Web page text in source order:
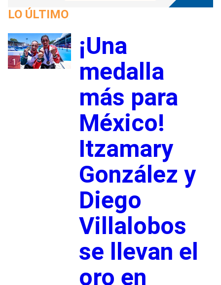
LO ÚLTIMO
1
¡Una
medalla
más para
México!
Itzamary
González y
Diego
Villalobos
se llevan el
oro en